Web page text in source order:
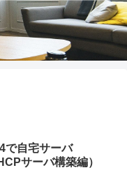
で自宅サーバ
サーバ構築編）